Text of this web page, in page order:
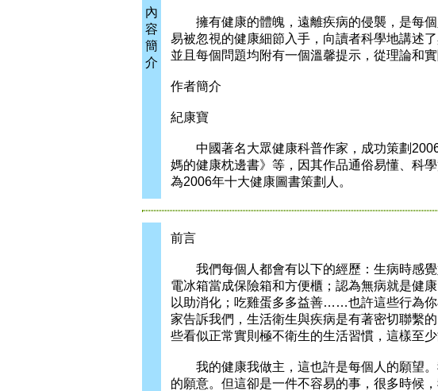
內
容
簡
介
擁有健康的體魄，遠離疾病的侵襲，是每個
易被忽視的健康細節入手，向讀者科學地講述
並且每個問題均附有一個溫馨提示，從理論和
作者簡介
紀康寶
中國著名大眾健康科普作家，成功策劃
媽的健康枕邊書》等，因其作品通俗易懂、科
為2006年十大健康圖書策劃人。
前言
我們每個人都會有以下的經歷：生病時感覺
電冰箱當成保險箱和方便櫃；認為無病就是健
以助消化；吃雞蛋多多益善……也許這些行為
家告訴我們，生活衛生與疾病是有著密切聯繫
些看似正常實則極不衛生的生活習慣，這樣至
我的健康我做主，這也許是每個人的願望。
的願意。但這卻是一件不容易的事，很多時候，